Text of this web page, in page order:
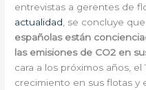
entrevistas a gerentes de
actualidad , se concluye
españolas están
las emisiones de CO2 en
cara a los próximos años,
crecimiento en sus flotas y